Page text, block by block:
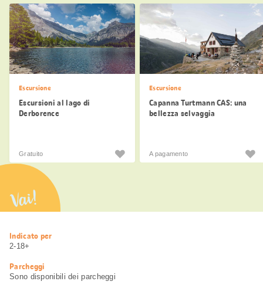
Escursione
Escursioni al lago di
Derborence
Gratuito
Escursione
Capanna Turtmann CAS: una
bellezza selvaggia
A pagamento
Vai!
Informazioni
utili
Indicato per
2-18+
Parcheggi
Sono disponibili dei parcheggi